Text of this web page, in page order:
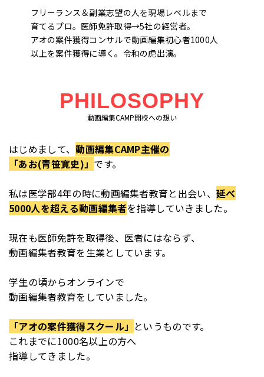
フリーランス＆副業志望の人を現場レベルまで
育てるプロ。医師免許取得→5社の経営者。
アオの案件獲得コンサルで動画編集初心者1000人
以上を案件獲得に導く。令和の虎出演。
PHILOSOPHY
動画編集CAMP開校への想い
はじめまして、動画編集CAMP主催の
「あお(青笹寛史)」 です。
私は医学部4年の時に動画編集者教育と出会い、延べ
5000人を超える動画編集者を指導していきました。
現在も医師免許を取得後、医者にはならず、
動画編集者教育を生業としています。
学生の頃からオンラインで
動画編集者教育をしていました。
「アオの案件獲得スクール」 というものです。
これまでに1000名以上の方へ
指導してきました。